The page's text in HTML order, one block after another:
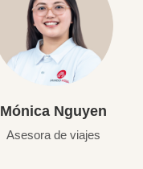
Mónica Nguyen
Asesora de viajes